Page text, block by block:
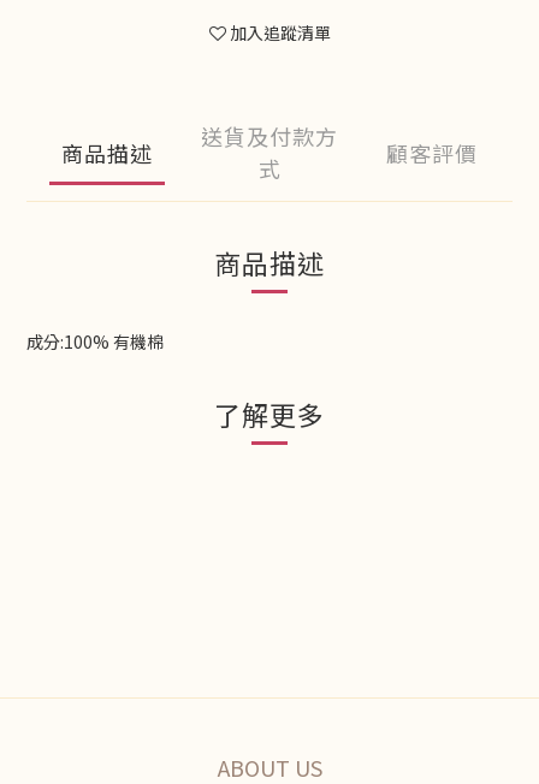
加入追蹤清單
商品描述
送貨及付款方
式
顧客評價
商品描述
成分:100% 有機棉
了解更多
ABOUT US